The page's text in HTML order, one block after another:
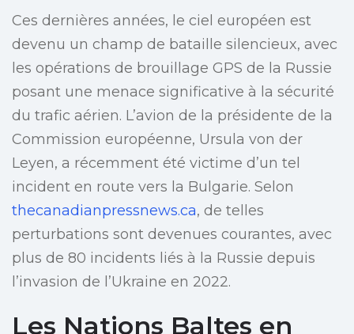
Ces dernières années, le ciel européen est
devenu un champ de bataille silencieux, avec
les opérations de brouillage GPS de la Russie
posant une menace significative à la sécurité
du trafic aérien. L’avion de la présidente de la
Commission européenne, Ursula von der
Leyen, a récemment été victime d’un tel
incident en route vers la Bulgarie. Selon
thecanadianpressnews.ca, de telles
perturbations sont devenues courantes, avec
plus de 80 incidents liés à la Russie depuis
l’invasion de l’Ukraine en 2022.
Les Nations Baltes en